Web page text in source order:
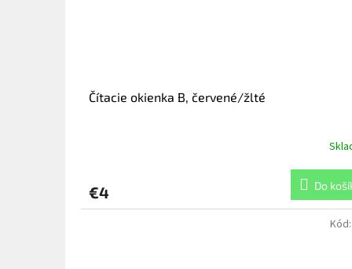
Čítacie okienka B, červené/žlté
€4 Do
Kód: